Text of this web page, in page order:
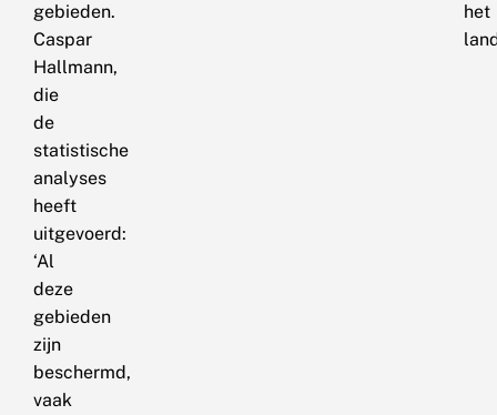
gebieden.
Caspar
Hallmann,
die
de
statistische
analyses
heeft
uitgevoerd:
‘Al
deze
gebieden
zijn
beschermd,
vaak
het